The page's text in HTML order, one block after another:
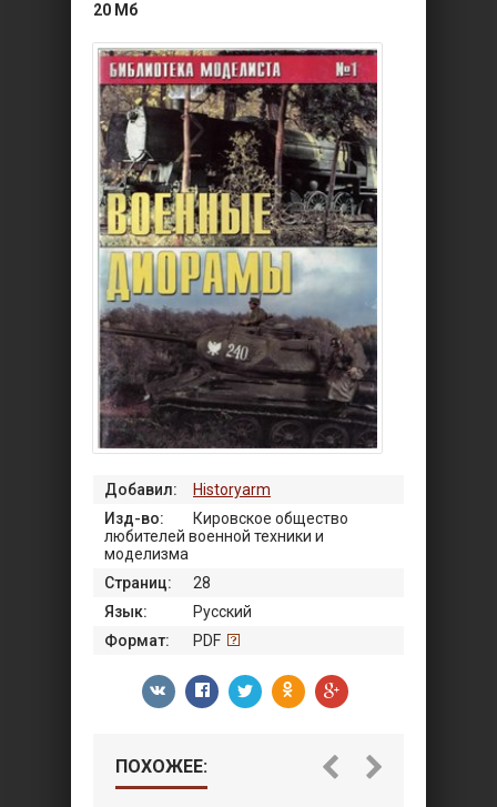
20 Мб
Добавил:
Historyarm
Изд-во:
Кировское общество
любителей военной техники и
моделизма
Страниц:
28
Язык:
Русский
Формат:
PDF
ПОХОЖЕЕ: